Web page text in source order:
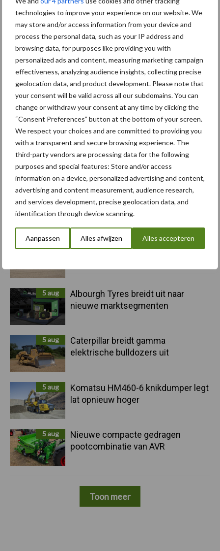
technologies to improve your experience on our website. We
may store and/or access information from your device and
process the personal data, such as your IP address and
browsing data, for purposes like providing you with
personalized ads and content, measuring marketing campaign
effectiveness, analyzing audience insights, collecting precise
geolocation data, and product development. Please note that
your consent will be valid across all our subdomains. You can
change or withdraw your consent at any time by clicking the
“Consent Preferences” button at the bottom of your screen.
We respect your choices and are committed to providing you
with a transparent and secure browsing experience. The
third-party vendors are processing data for the following
purposes and special features: Store and/or access
information on a device, personalized advertising and content,
advertising and content measurement, audience research,
and services development, precise geolocation data, and
identification through device scanning.
Aanpassen Alles afwijzen Alles accepteren
Primaire
Sidebar
Recent nieuws Partner nieuws
"Hoge verwachtingen van schijven
5 aug
Albourgh Tyres breidt uit naar
nieuwe marktsegmenten
5 aug
Caterpillar breidt gamma
elektrische bulldozers uit
5 aug
Komatsu HM460-6 knikdumper legt
lat opnieuw hoger
5 aug
Nieuwe compacte gedragen
pootcombinatie van AVR
Toon meer
Themapagina's
Bemesting Gewas & ruwvoer Loonwerk
Aardappelen Graan
Toon meer